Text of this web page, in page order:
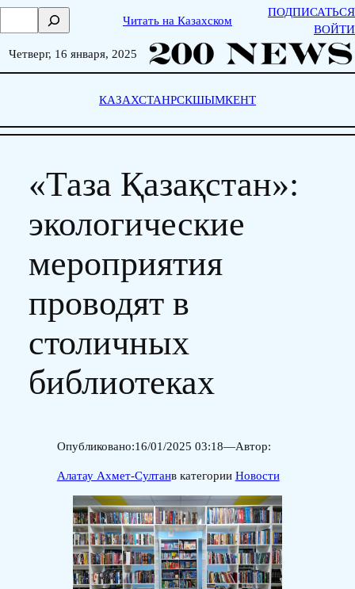
Skip
о
Читать на Казахском
ПОДПИСАТЬСЯ
ВОЙТИ
Четверг, 16 января, 2025
КАЗАХСТАНРСКШЫМКЕНТ
«Таза Қазақстан»:
экологические
мероприятия
проводят в
столичных
библиотеках
Опубликовано:16/01/2025 03:18—Автор:
Алатау Ахмет-Султанв категории Новости